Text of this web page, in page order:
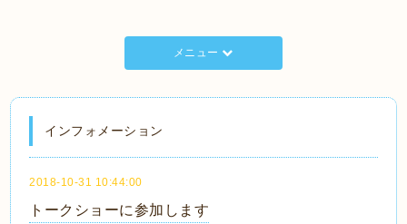
メニュー
インフォメーション
2018-10-31 10:44:00
トークショーに参加します